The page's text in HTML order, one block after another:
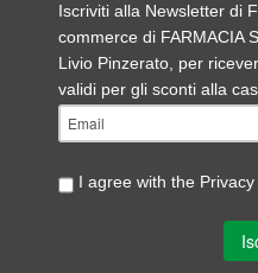
Iscriviti alla Newsletter di
commerce di FARMACIA
Livio Pinzerato, per
validi per gli sconti alla
I agree with the